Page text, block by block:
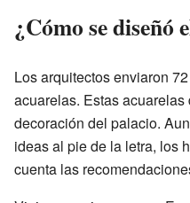
¿Cómo se diseñó
Los arquitectos enviaron
acuarelas. Estas
decoración del palacio.
ideas al pie de la letra, los
cuenta las